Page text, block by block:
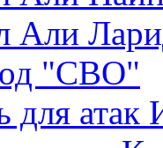
Али
"СВО"
для атак